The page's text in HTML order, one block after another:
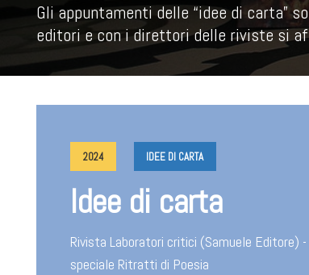
Gli appuntamenti delle “idee di carta”
editori e con i direttori delle riviste si
2024 IDEE DI CARTA
Idee di carta
Rivista Laboratori critici (Samuele Editore) -
speciale Ritratti di Poesia